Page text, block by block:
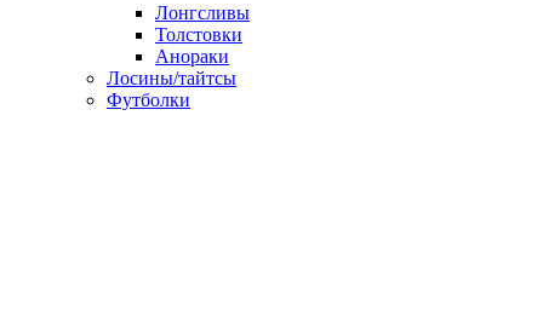
Лонгсливы
Толстовки
Анораки
Лосины/тайтсы
Футболки